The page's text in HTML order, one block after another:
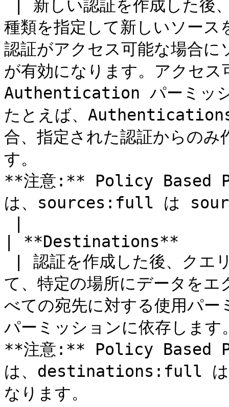
種類を指定して新しいソー
認証がアクセス可能な場合
が有効になります。アクセ
Authentication パーミッシ
たとえば、
合、指定された認証からの
す。
**注意:** Policy Based
は、sources:full は
| **Destinations**
て、特定の場所にデータを
べての宛先に対する使用パ
パーミッションに依存します
**注意:** Policy Based
は、destinations:full
なります。